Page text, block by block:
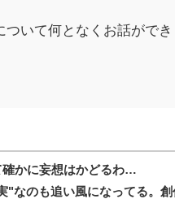
いて何となくお話ができ
かに妄想はかどるわ…
なのも追い風になってる。創